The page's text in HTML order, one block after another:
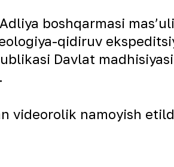
boshqarmasi
qidiruv
Davlat
videorolik namoyish